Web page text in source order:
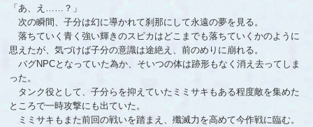
「あ、え……？」
次の瞬間、子分は幻に導かれて刹那にして永遠の夢を見る。
落ちていく青く強い輝きのスピカはどこまでも落ちていくかのように
思えたが、気づけば子分の意識は途絶え、前のめりに崩れる。
バグNPCとなっていた為か、そいつの体は跡形もなく消え去ってしま
った。
タンク役として、子分らを抑えていたミミサキもある程度敵を集めた
ところで一時攻撃にも出ていた。
ミミサキもまた前回の戦いを踏まえ、殲滅力を高めて今作戦に臨む。